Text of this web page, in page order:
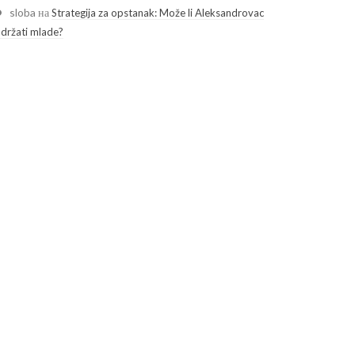
sloba наStrategija za opstanak: Može li Aleksandrovac
mlade?